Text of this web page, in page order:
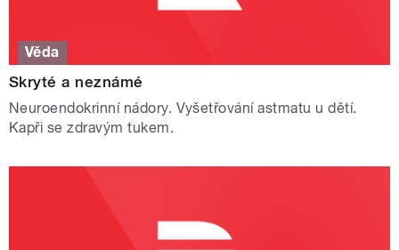
Věda
Skryté a neznámé
Neuroendokrinní nádory. Vyšetřování astmatu u dětí.
Kapři se zdravým tukem.